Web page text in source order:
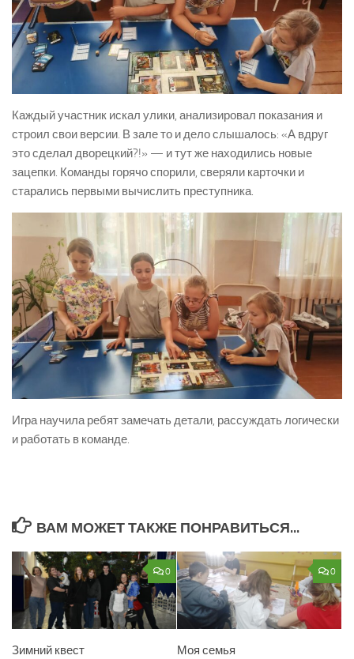
Каждый участник искал улики, анализировал показания и
строил свои версии. В зале то и дело слышалось: «А вдруг
это сделал дворецкий?!» — и тут же находились новые
зацепки. Команды горячо спорили, сверяли карточки и
старались первыми вычислить преступника.
Игра научила ребят замечать детали, рассуждать логически
и работать в команде.
ВАМ МОЖЕТ ТАКЖЕ ПОНРАВИТЬСЯ...
0
Зимний квест
0
Моя семья